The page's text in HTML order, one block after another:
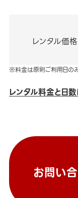
レンタル価格
※料金は原則ご利用日の
レンタル料金と日
お問い